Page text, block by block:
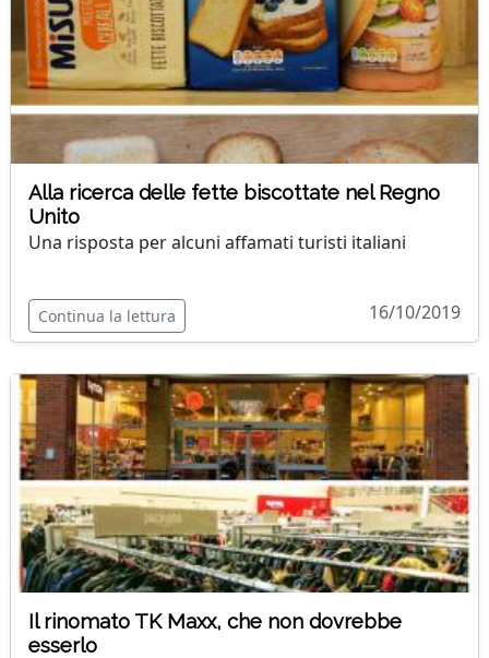
Alla ricerca delle fette biscottate nel Regno
Unito
Una risposta per alcuni affamati turisti italiani
Continua la lettura 16/10/2019
Il rinomato TK Maxx, che non dovrebbe
esserlo